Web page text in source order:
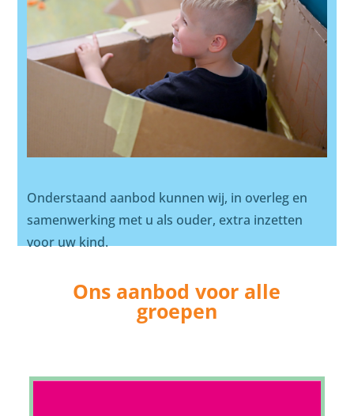
Onderstaand aanbod kunnen wij, in overleg en
samenwerking met u als ouder, extra inzetten
voor uw kind.
Ons aanbod voor alle
groepen